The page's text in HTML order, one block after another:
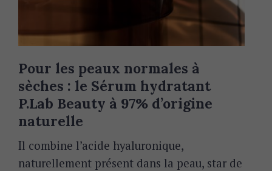
Pour les peaux normales à
sèches : le Sérum hydratant
P.Lab Beauty à 97% d’origine
naturelle
Il combine l’acide hyaluronique,
naturellement présent dans la peau, star de